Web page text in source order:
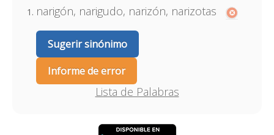
narigón, narigudo, narizón, narizotas
Sugerir sinónimo
Informe de error
Lista de Palabras